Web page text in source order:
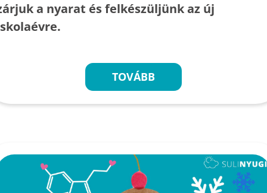
a nyarat és felkészüljünk az új
TOVÁBB